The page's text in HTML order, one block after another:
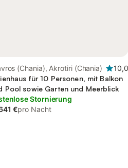
(Chania), Akrotiri (Chania)
10,0
für 10 Personen, mit Balkon
Pool sowie Garten und Meerblick
Stornierung
€pro Nacht